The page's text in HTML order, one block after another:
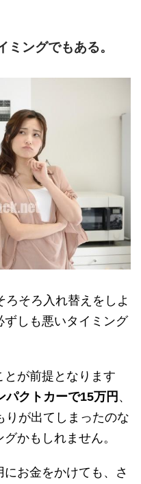
ングでもある。
そろ入れ替えをしよ
ずしも悪いタイミング
が前提となります
パクトカーで15万円 、
りが出てしまったのな
かもしれません。
お金をかけても、さ